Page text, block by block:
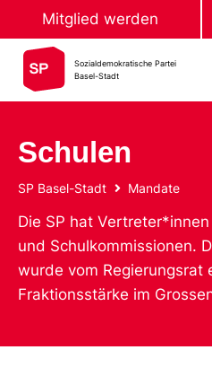
Mitglied werden
Sozialdemokratische Partei
Basel-Stadt
Schulen
SP Basel-Stadt Mandate
Die SP hat
und Schulkommissionen.
wurde vom Regierungsrat
Fraktionsstärke im